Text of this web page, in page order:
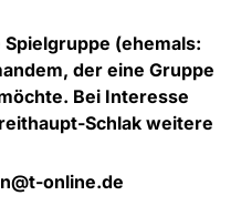
(ehemals:
der eine Gruppe
Bei Interesse
Schlak weitere
online.de